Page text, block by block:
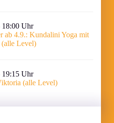
18:00 Uhr
ab 4.9.: Kundalini Yoga mit
Level)
19:15 Uhr
(alle Level)